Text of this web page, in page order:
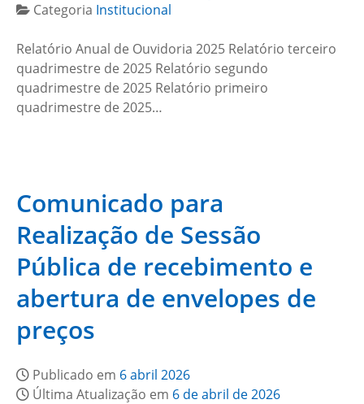
Categoria Institucional
Relatório Anual de Ouvidoria 2025 Relatório terceiro
quadrimestre de 2025 Relatório segundo
quadrimestre de 2025 Relatório primeiro
quadrimestre de 2025…
Comunicado para
Realização de Sessão
Pública de recebimento e
abertura de envelopes de
preços
Publicado em 6 abril 2026
Última Atualização em 6 de abril de 2026